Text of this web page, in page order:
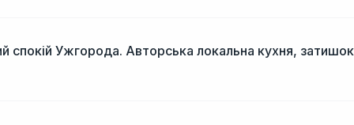
спокій Ужгорода. Авторська локальна кухня, затишок